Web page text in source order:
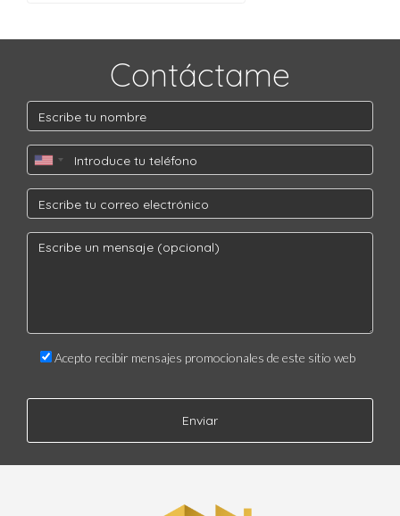
Contáctame
Acepto recibir mensajes promocionales de este sitio web
Enviar